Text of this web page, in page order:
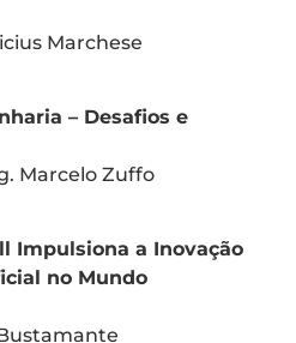
Marchese
– Desafios e
Marcelo Zuffo
Impulsiona a Inovação
no Mundo